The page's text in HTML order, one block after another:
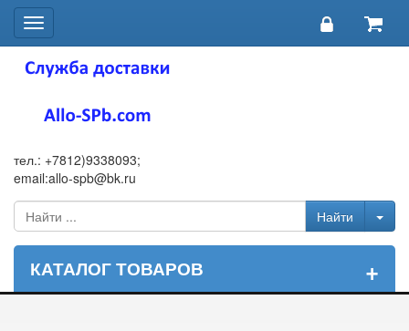
Toggle
navigation
тел.: +7812)9338093;
email:allo-spb@bk.ru
КАТАЛОГ ТОВАРОВ +